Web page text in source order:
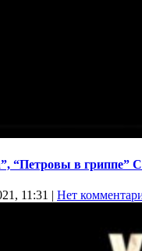
“Петровы в гриппе”
11:31 | Нет